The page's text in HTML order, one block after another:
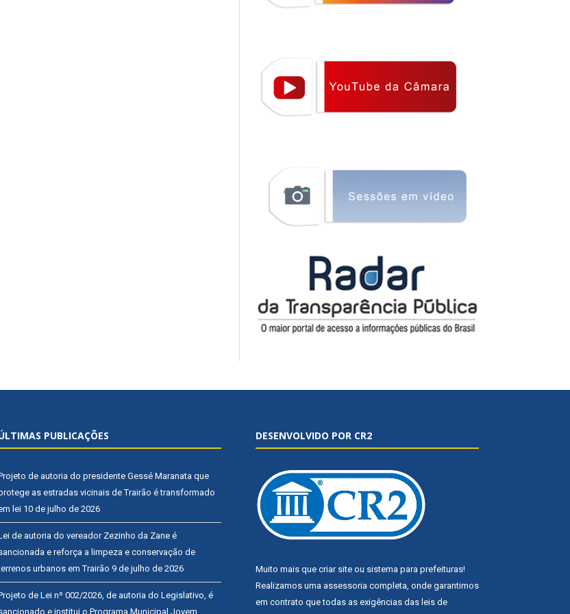
PUBLICAÇÕES
de autoria do presidente Gessé Maranata que
as estradas vicinais de Trairão é transformado
lei 10 de julho de 2026
de autoria do vereador Zezinho da Zane é
e reforça a limpeza e conservação de
urbanos em Trairão 9 de julho de 2026
de Lei nº 002/2026, de autoria do Legislativo, é
e institui o Programa Municipal Jovem
DESENVOLVIDO POR CR2
Muito mais que criar site ou sistema para prefeituras!
Realizamos uma assessoria completa, onde garantimos
em contrato que todas as exigências das leis de